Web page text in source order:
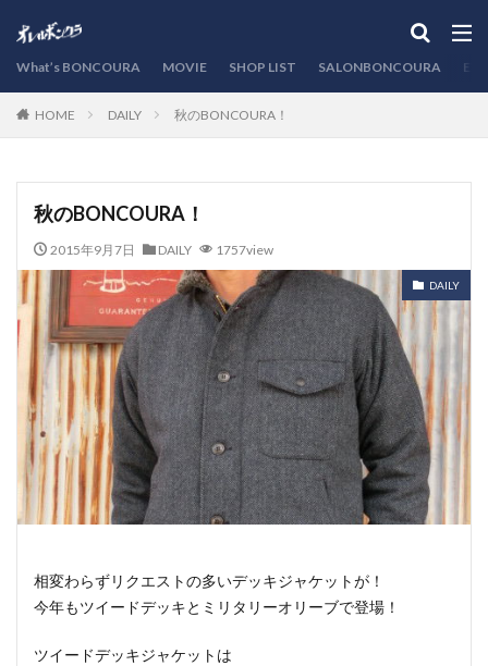
What’s BONCOURA MOVIE SHOP LIST SALONBONCOURA
HOME DAILY 秋のBONCOURA！
秋のBONCOURA！
2015年9月7日 DAILY 1757view
DAILY
相変わらずリクエストの多いデッキジャケットが！
今年もツイードデッキとミリタリーオリーブで登場！
ツイードデッキジャケットは
カテゴリー
検索